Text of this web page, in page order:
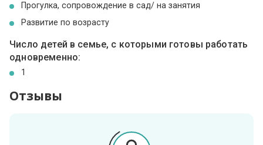
Прогулка, сопровождение в сад/ на занятия
Развитие по возрасту
Число детей в семье, с которыми готовы работать
одновременно:
1
Отзывы